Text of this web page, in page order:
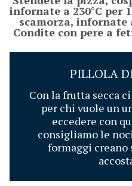
infornate a 230°C per
scamorza, infornate
Condite con pere a
PILLOLA
Con la frutta secca
per chi vuole un
eccedere con
consigliamo le
formaggi